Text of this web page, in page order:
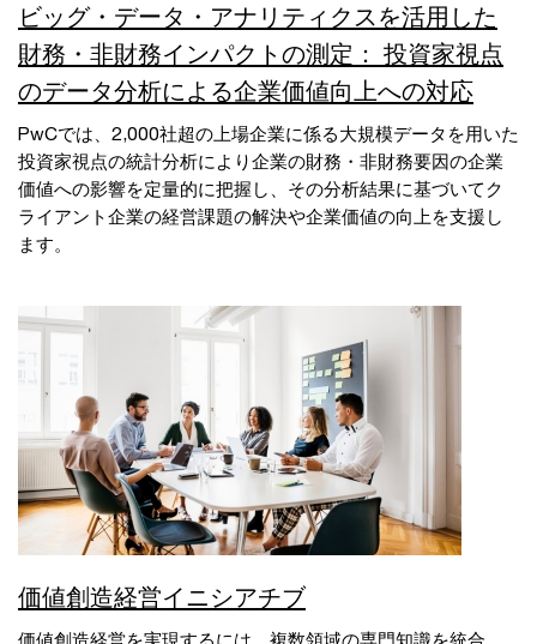
ビッグ・データ・アナリティクスを活用した
財務・非財務インパクトの測定： 投資家視点
のデータ分析による企業価値向上への対応
PwCでは、2,000社超の上場企業に係る大規模データを用いた
投資家視点の統計分析により企業の財務・非財務要因の企業
価値への影響を定量的に把握し、その分析結果に基づいてク
ライアント企業の経営課題の解決や企業価値の向上を支援し
ます。
価値創造経営イニシアチブ
価値創造経営を実現するには、複数領域の専門知識を統合